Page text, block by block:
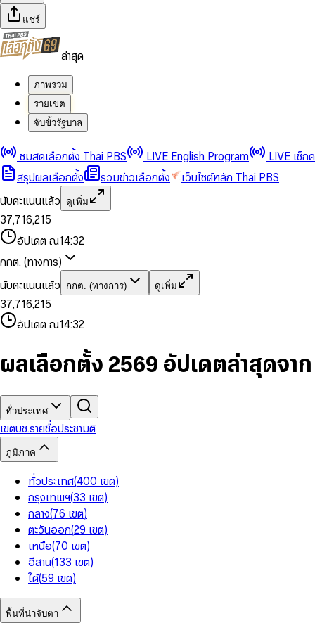
แชร์
ล่าสุด
ภาพรวม
รายเขต
จับขั้วรัฐบาล
ชมสดเลือกตั้ง Thai PBS LIVE English Program
LIVE เช็ก
สรุปผลเลือกตั้ง
รวมข่าวเลือกตั้ง
เว็บไซต์หลัก Thai PBS
นับคะแนนแล้ว
ดูเพิ่ม
0
1
2
3
4
5
6
8
9
2
3
4
5
6
7
8
9
,
0
2
4
6
7
8
9
0
1
2
3
4
5
6
7
8
9
1
3
5
6
7
8
9
,
1
2
4
5
7
8
9
0
1
3
4
6
7
8
9
0
2
3
4
5
7
8
อัปเดต ณ14:32
กกต. (ทางการ)
นับคะแนนแล้ว
กกต. (ทางการ) ดูเพิ่ม
0
1
2
3
4
5
7
8
0
1
2
4
5
6
7
8
9
,
0
1
2
4
6
7
8
9
0
1
2
3
5
6
8
9
0
1
3
5
6
7
8
,
1
2
4
6
7
9
0
1
3
5
6
8
9
0
2
3
4
5
7
9
อัปเดต ณ14:32
ผลเลือกตั้ง 2569 อัปเดตล่าสุดจา
ทั่วประเทศ
เขตบช.รายชื่อประชามติ
ภูมิภาค
ทั่วประเทศ(400 เขต)
กรุงเทพฯ(33 เขต)
กลาง(76 เขต)
ตะวันออก(29 เขต)
เหนือ(70 เขต)
อีสาน(133 เขต)
ใต้(59 เขต)
พื้นที่น่าจับตา